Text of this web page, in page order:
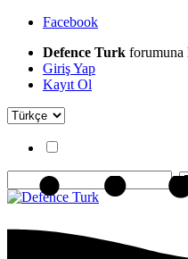
Facebook
Defence Turk forumuna
Giriş Yap
Kayıt Ol